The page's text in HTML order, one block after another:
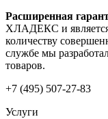
Расширенная
ХЛАДЕКС и
количеству
службе мы
товаров.
+7 (495) 507-27-83
Услуги